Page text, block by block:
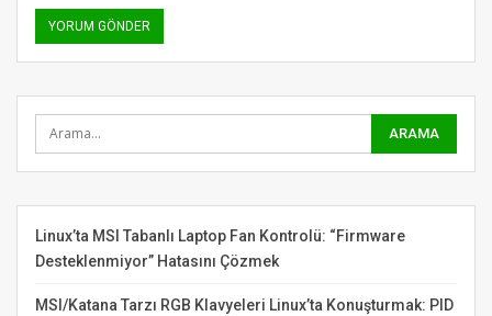
Linux’ta MSI Tabanlı Laptop Fan Kontrolü: “Firmware
Desteklenmiyor” Hatasını Çözmek
MSI/Katana Tarzı RGB Klavyeleri Linux’ta Konuşturmak: PID